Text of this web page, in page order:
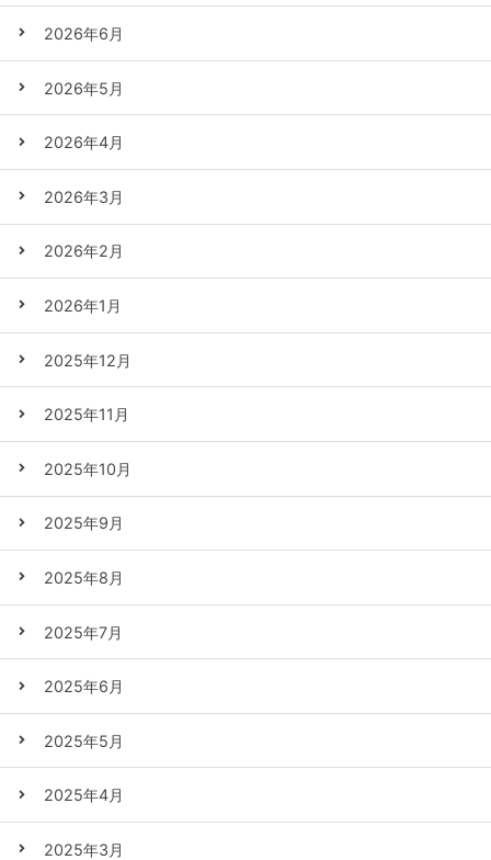
2026年6月
2026年5月
2026年4月
2026年3月
2026年2月
2026年1月
2025年12月
2025年11月
2025年10月
2025年9月
2025年8月
2025年7月
2025年6月
2025年5月
2025年4月
2025年3月